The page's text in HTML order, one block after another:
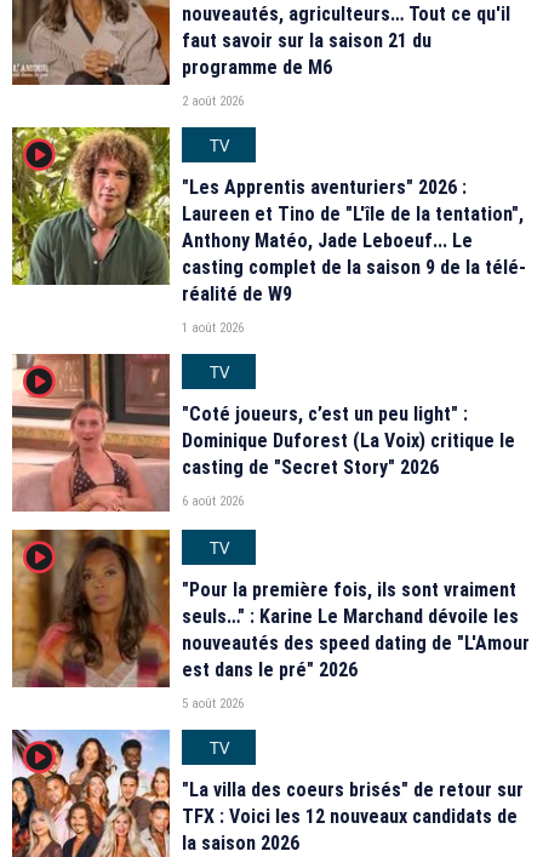
nouveautés, agriculteurs… Tout ce qu'il
faut savoir sur la saison 21 du
programme de M6
2 août 2026
player2
TV
"Les Apprentis aventuriers" 2026 :
Laureen et Tino de "L'île de la tentation",
Anthony Matéo, Jade Leboeuf... Le
casting complet de la saison 9 de la télé-
réalité de W9
1 août 2026
player2
TV
"Coté joueurs, c’est un peu light" :
Dominique Duforest (La Voix) critique le
casting de "Secret Story" 2026
6 août 2026
player2
TV
"Pour la première fois, ils sont vraiment
seuls…" : Karine Le Marchand dévoile les
nouveautés des speed dating de "L'Amour
est dans le pré" 2026
5 août 2026
player2
TV
"La villa des coeurs brisés" de retour sur
TFX : Voici les 12 nouveaux candidats de
la saison 2026